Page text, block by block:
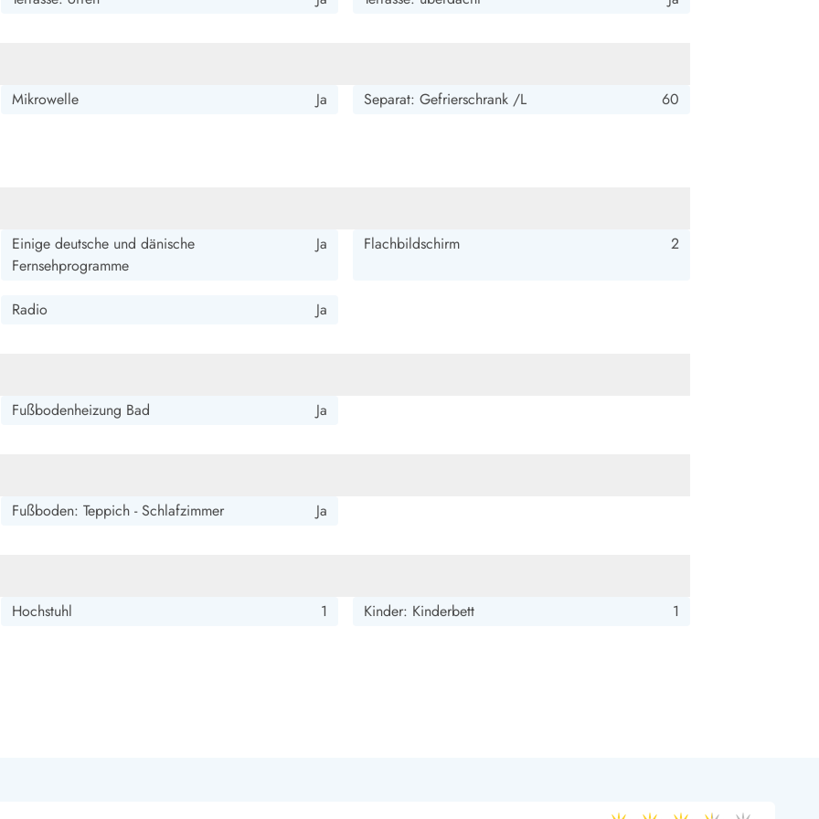
Esmark BlavandEsmark Vejers Esmark Römö
Mikrowelle Ja Separat: Gefrierschrank /L 60
Einige deutsche und dänische
Fernsehprogramme
Ja Flachbildschirm 2
Radio Ja
Fußbodenheizung Bad Ja
Fußboden: Teppich - Schlafzimmer Ja
Hochstuhl 1 Kinder: Kinderbett 1